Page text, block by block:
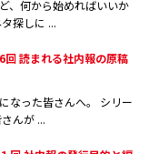
、何から始めればいいか
探しに ...
読まれる社内報の原稿
なった皆さんへ。 シリー
んが ...